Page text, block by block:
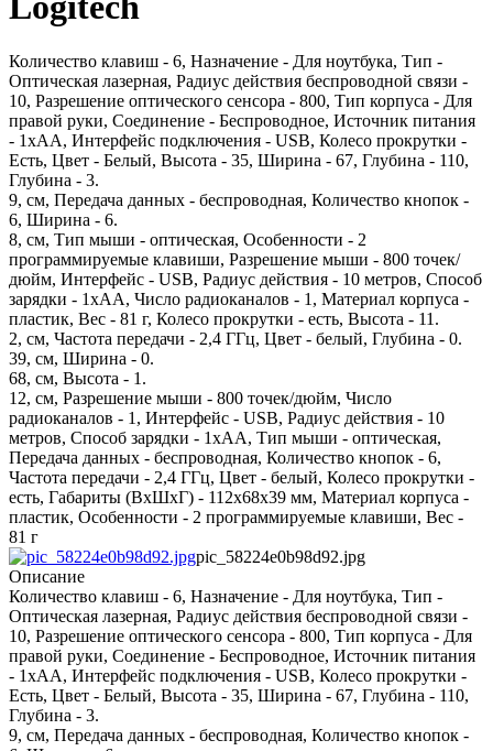
Количество клавиш - 6, Назначение - Для ноутбука, Тип -
Оптическая лазерная, Радиус действия беспроводной связи -
10, Разрешение оптического сенсора - 800, Тип корпуса - Для
правой руки, Соединение - Беспроводное, Источник питания
- 1хАА, Интерфейс подключения - USB, Колесо прокрутки -
Есть, Цвет - Белый, Высота - 35, Ширина - 67, Глубина - 110,
Глубина - 3.
9, см, Передача данных - беспроводная, Количество кнопок -
6, Ширина - 6.
8, см, Тип мыши - оптическая, Особенности - 2
программируемые клавиши, Разрешение мыши - 800 точек/
дюйм, Интерфейс - USB, Радиус действия - 10 метров, Способ
зарядки - 1xAA, Число радиоканалов - 1, Материал корпуса -
пластик, Вес - 81 г, Колесо прокрутки - есть, Высота - 11.
2, см, Частота передачи - 2,4 ГГц, Цвет - белый, Глубина - 0.
39, см, Ширина - 0.
68, см, Высота - 1.
12, см, Разрешение мыши - 800 точек/дюйм, Число
радиоканалов - 1, Интерфейс - USB, Радиус действия - 10
метров, Способ зарядки - 1xAA, Тип мыши - оптическая,
Передача данных - беспроводная, Количество кнопок - 6,
Частота передачи - 2,4 ГГц, Цвет - белый, Колесо прокрутки -
есть, Габариты (ВхШхГ) - 112х68х39 мм, Материал корпуса -
пластик, Особенности - 2 программируемые клавиши, Вес -
81 г
pic_58224e0b98d92.jpg
Описание
Количество клавиш - 6, Назначение - Для ноутбука, Тип -
Оптическая лазерная, Радиус действия беспроводной связи -
10, Разрешение оптического сенсора - 800, Тип корпуса - Для
правой руки, Соединение - Беспроводное, Источник питания
- 1хАА, Интерфейс подключения - USB, Колесо прокрутки -
Есть, Цвет - Белый, Высота - 35, Ширина - 67, Глубина - 110,
Глубина - 3.
9, см, Передача данных - беспроводная, Количество кнопок -